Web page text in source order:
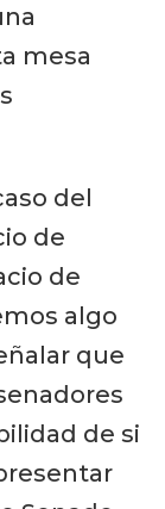
mesa
del
de
de
algo
que
de si